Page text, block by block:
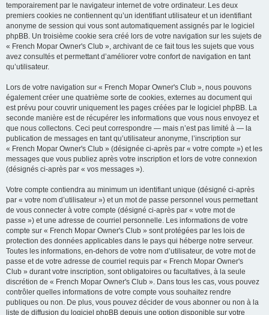
temporairement par le navigateur internet de votre ordinateur. Les deux
premiers cookies ne contiennent qu’un identifiant utilisateur et un identifiant
anonyme de session qui vous sont automatiquement assignés par le logiciel
phpBB. Un troisième cookie sera créé lors de votre navigation sur les sujets de
« French Mopar Owner's Club », archivant de ce fait tous les sujets que vous
avez consultés et permettant d’améliorer votre confort de navigation en tant
qu’utilisateur.
Lors de votre navigation sur « French Mopar Owner's Club », nous pouvons
également créer une quatrième sorte de cookies, externes au document qui
est prévu pour couvrir uniquement les pages créées par le logiciel phpBB. La
seconde manière est de récupérer les informations que vous nous envoyez et
que nous collectons. Ceci peut correspondre — mais n’est pas limité à — la
publication de messages en tant qu’utilisateur anonyme, l’inscription sur
« French Mopar Owner's Club » (désignée ci-après par « votre compte ») et les
messages que vous publiez après votre inscription et lors de votre connexion
(désignés ci-après par « vos messages »).
Votre compte contiendra au minimum un identifiant unique (désigné ci-après
par « votre nom d’utilisateur ») et un mot de passe personnel vous permettant
de vous connecter à votre compte (désigné ci-après par « votre mot de
passe ») et une adresse de courriel personnelle. Les informations de votre
compte sur « French Mopar Owner's Club » sont protégées par les lois de
protection des données applicables dans le pays qui héberge notre serveur.
Toutes les informations, en-dehors de votre nom d’utilisateur, de votre mot de
passe et de votre adresse de courriel requis par « French Mopar Owner's
Club » durant votre inscription, sont obligatoires ou facultatives, à la seule
discrétion de « French Mopar Owner's Club ». Dans tous les cas, vous pouvez
contrôler quelles informations de votre compte vous souhaitez rendre
publiques ou non. De plus, vous pouvez décider de vous abonner ou non à la
liste de diffusion du logiciel phpBB depuis une option disponible sur votre